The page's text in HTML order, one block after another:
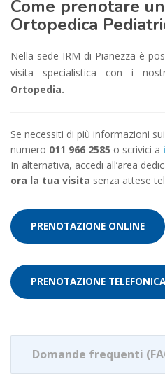
Come prenotare
Ortopedica
Nella sede IRM di Pianezza è
visita specialistica con i
Ortopedia.
Se necessiti di più informazioni
numero 011 966 2585 o scrivici a
In alternativa, accedi all’area
ora la tua visita senza attese
PRENOTAZIONE ONLINE
PRENOTAZIONE TELEFONICA
Domande frequenti